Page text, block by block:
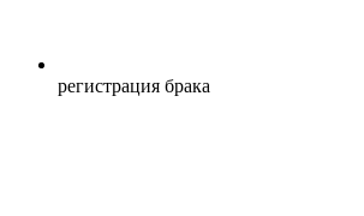
регистрация брака